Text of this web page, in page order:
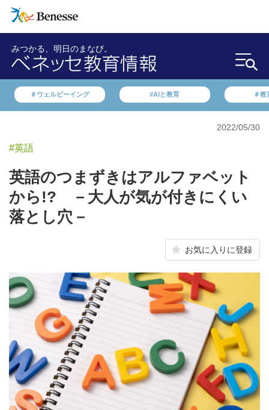
みつかる、明日のまなび。
＃ウェルビーイング #AIと教育 ＃教
2022/05/30
#英語
英語のつまずきはアルファベット
から!? －大人が気が付きにくい
落とし穴－
お気に入りに登録